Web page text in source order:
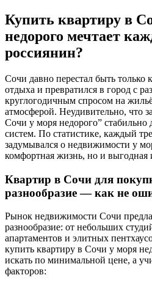
Купить квартиру в
недорого мечтает
россиянин?
Сочи давно перестал быть только
отдыха и превратился в город с
круглогодичным спросом на
атмосферой. Неудивительно, что
Сочи у моря недорого” стабильно
систем. По статистике, каждый
задумывался о недвижимости у
комфортная жизнь, но и выгодная
Квартир в Сочи для
разнообразие — как не
Рынок недвижимости Сочи
разнообразие: от небольших
апартаментов и элитных
купить квартиру в Сочи у моря
искать по минимальной цене, а
факторов: